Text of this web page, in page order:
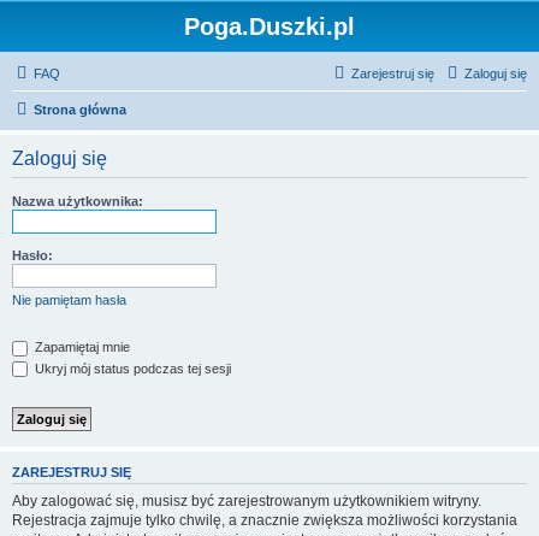
Poga.Duszki.pl
FAQ Zaloguj się
Zarejestruj się
Strona główna
Zaloguj się
Nazwa użytkownika:
Hasło:
Nie pamiętam hasła
Zapamiętaj mnie
Ukryj mój status podczas tej sesji
ZAREJESTRUJ SIĘ
Aby zalogować się, musisz być zarejestrowanym użytkownikiem witryny.
Rejestracja zajmuje tylko chwilę, a znacznie zwiększa możliwości korzystania